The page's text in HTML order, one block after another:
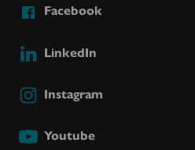
Facebook
LinkedIn
Instagram
Youtube